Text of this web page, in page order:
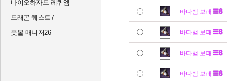
바이오하자드 레퀴엠
드래곤 퀘스트7
풋볼 매니저26
바다뱀 보패
바다뱀 보패
바다뱀 보패
바다뱀 보패